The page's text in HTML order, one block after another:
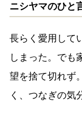
ニシヤマのひと
長らく愛用して
しまった。でも
望を捨て切れず
く、つなぎの気